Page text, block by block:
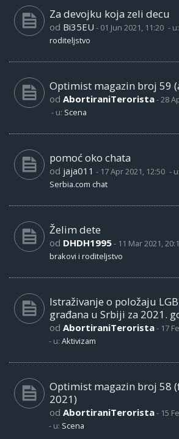
Za devojku koja zeli decu
od Bi35EU - 01 Jun 2021, 11:20 - u:
roditeljstvo
Optimist magazin broj 59
od AbortiraniTerorista-28
- u: Scena
pomoć oko chata
od jaja011 - 17 Apr 2021, 12:50 - u:
Serbia.com chat
Želim dete
od DHDH1995- 11 Mar 2021,
brakovi i roditeljstvo
Istraživanje o položaju
građana u Srbiji za 2021.
od AbortiraniTerorista- 17
- u: Aktivizam
Optimist magazin broj 58
2021)
od AbortiraniTerorista- 15
- u: Scena